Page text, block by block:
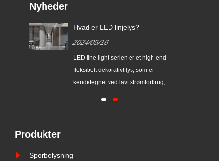
Nyheder
Hvad er LED linjelys?
2024/05/16
​LED line light-serien er et high-end
fleksibelt dekorativt lys, som er
kendetegnet ved lavt strømforbrug,
Produkter
Sporbelysning